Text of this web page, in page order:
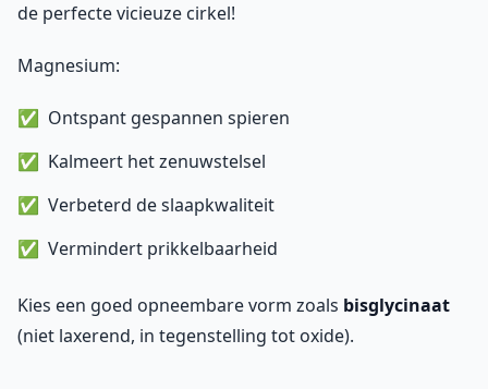
de perfecte vicieuze cirkel!
Magnesium:
Ontspant gespannen spieren
Kalmeert het zenuwstelsel
Verbeterd de slaapkwaliteit
Vermindert prikkelbaarheid
Kies een goed opneembare vorm zoals bisglycinaat
(niet laxerend, in tegenstelling tot oxide).